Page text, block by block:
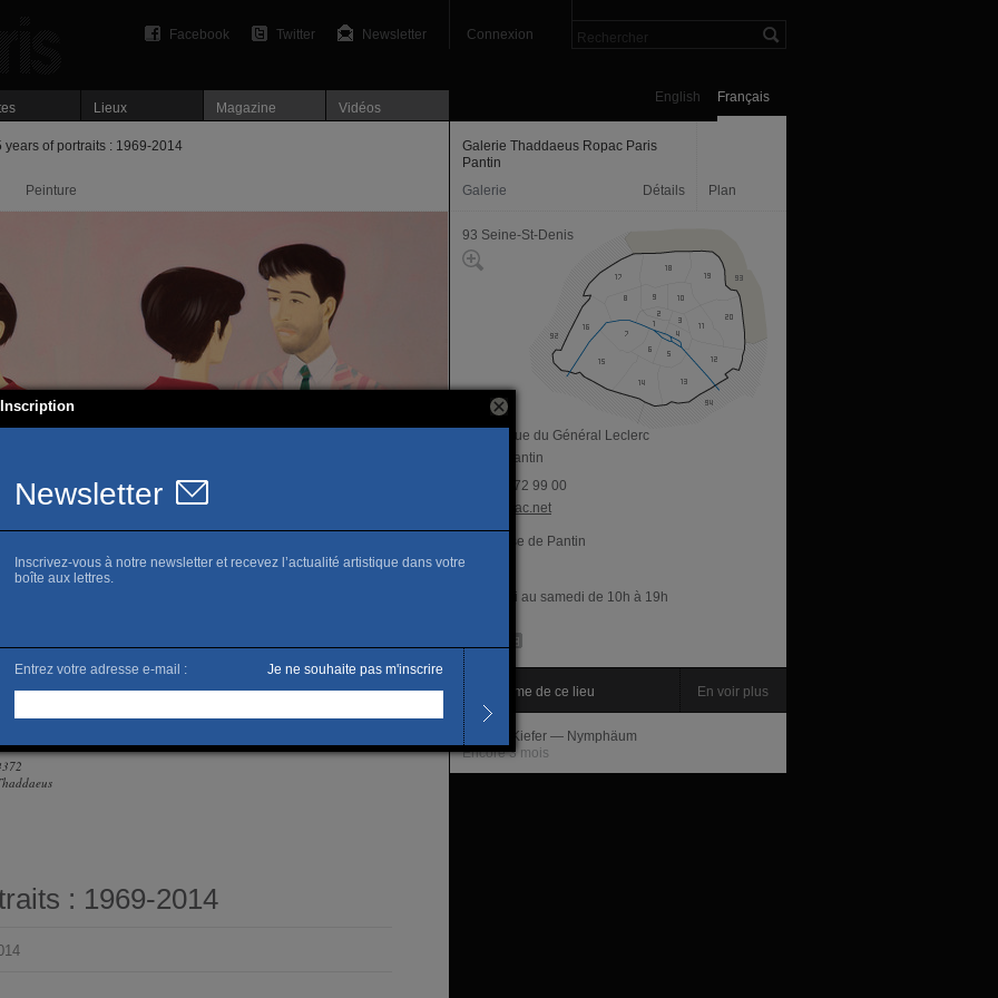
Connexion
Newsletter
Twitter
Facebook
Français
English
Lieux Magazine Vidéos
of portraits : 1969-2014
Peinture
: 1969-2014
Galerie Thaddaeus Ropac Paris
Pantin
Galerie
Détails Plan
93 Seine-St-Denis
69, avenue du Général Leclerc
93500 Pantin
T. 01 42 72 99 00
www.ropac.net
Église de Pantin
Du mardi au samedi de 10h à 19h
Programme de ce lieu En voir plus
Anselm Kiefer — Nymphäum
Encore 3 mois
Inscription